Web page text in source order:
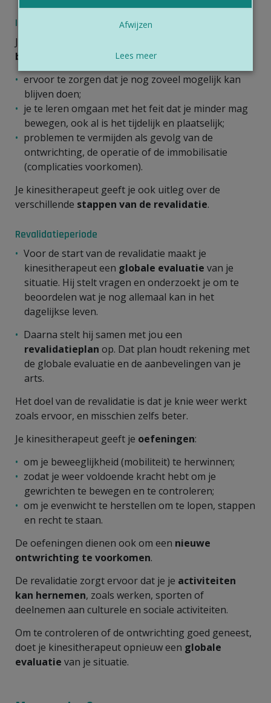
Immobilisatieperiode
Je kinesitherapeut kan je tijdens deze periode
begeleiden
adviesgeven om:
ervoor te zorgen dat je nog zoveel mogelijk kan
blijven doen;
je te leren omgaan met het feit dat je minder mag
bewegen, ook al is het tijdelijk en plaatselijk;
problemen te vermijden als gevolg van de
ontwrichting, de operatie of de immobilisatie
(complicaties voorkomen).
Je kinesitherapeut geeft je ook uitleg over de
verschillende stappen van de revalidatie.
Revalidatieperiode
Voor de start van de revalidatie maakt je
kinesitherapeut een globale evaluatie van je
situatie. Hij stelt vragen en onderzoekt je om te
beoordelen wat je nog allemaal kan in het
dagelijkse leven.
Daarna stelt hij samen met jou een
revalidatieplan op. Dat plan houdt rekening met
de globale evaluatie en de aanbevelingen van je
arts.
Het doel van de revalidatie is dat je knie weer werkt
zoals ervoor, en misschien zelfs beter.
Je kinesitherapeut geeft je oefeningen:
om je beweeglijkheid (mobiliteit) te herwinnen;
zodat je weer voldoende kracht hebt om je
gewrichten te bewegen en te controleren;
om je evenwicht te herstellen om te lopen, stappen
en recht te staan.
De oefeningen dienen ook om een nieuwe
ontwrichting te voorkomen.
De revalidatie zorgt ervoor dat je je activiteiten
kan hernemen, zoals werken, sporten of
deelnemen aan culturele en sociale activiteiten.
Om te controleren of de ontwrichting goed geneest,
doet je kinesitherapeut opnieuw een globale
evaluatie van je situatie.
Afwijzen
Lees meer